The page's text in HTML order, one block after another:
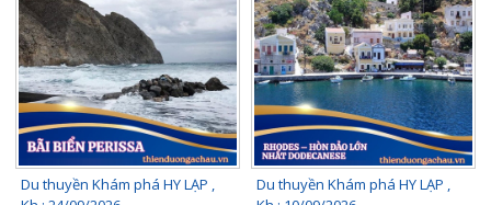
Du thuyền Khám phá HY LẠP ,
Du thuyền Khám phá HY LẠP ,